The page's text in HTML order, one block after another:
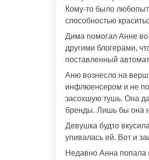
Кому-то было
способностью
Дима помогал Анне во
другими блогерами,
поставленный
Аню вознесло на
инфлюенсером и не
засохшую тушь. Она
бренды. Лишь бы она
Девушка будто
упивалась ей. Вот и
Недавно Анна попала